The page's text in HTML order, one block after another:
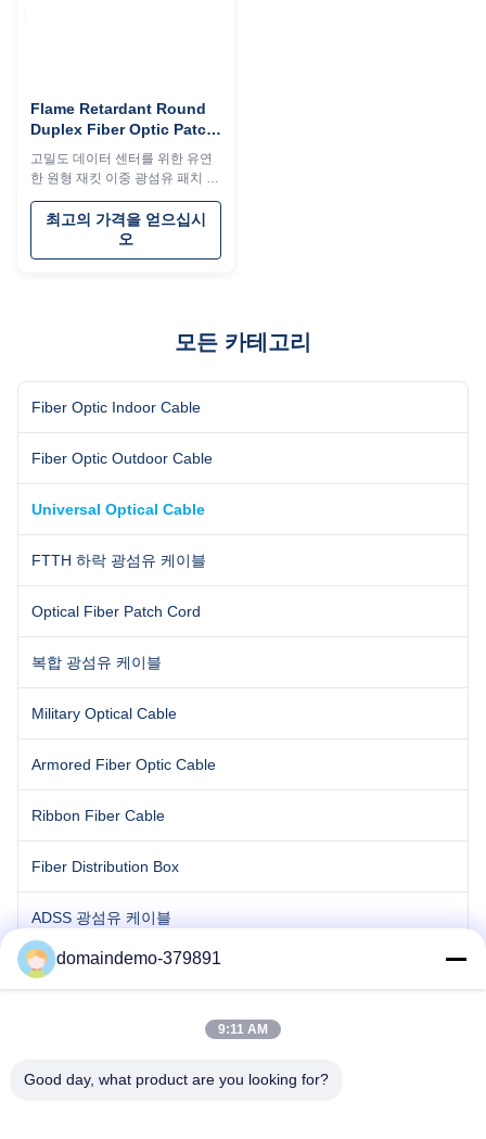
Flame Retardant Round
Duplex Fiber Optic Patch
Cable For High Density
Data Center
고밀도 데이터 센터를 위한 유연
한 원형 재킷 이중 광섬유 패치 케
이블입니다. 내구성이 뛰어난
FRP 강도 부재, 난연성
PVC/LSZH 피복 및 맞춤형 섬유
브랜드 옵션이 특징입니다. 스위
최고의 가격을 얻으십시
오
모든 카테고리
Fiber Optic Indoor Cable
Fiber Optic Outdoor Cable
Universal Optical Cable
FTTH 하락 광섬유 케이블
Optical Fiber Patch Cord
복합 광섬유 케이블
Military Optical Cable
Armored Fiber Optic Cable
Ribbon Fiber Cable
Fiber Distribution Box
ADSS 광섬유 케이블
OPGW Fiber Cable
domaindemo-379891
9:11 AM
Good day, what product are you looking for?